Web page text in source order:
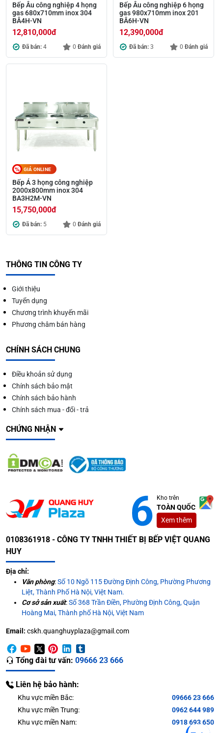
Bếp Âu công nghiệp 4 họng
gas 680x710mm inox 304
BÂ4H-VN
12,810,000đ
Đã bán: 4 0 Đánh giá
Bếp Âu công nghiệp 6 họng
gas 980x710mm inox 201
BÂ6H-VN
12,390,000đ
Đã bán: 3 0 Đánh giá
GIÁ ONLINE
Bếp Á 3 họng công nghiệp
2000x800mm inox 304
BA3H2M-VN
15,750,000đ
Đã bán: 5 0 Đánh giá
THÔNG TIN CÔNG TY
Giới thiệu
Tuyển dụng
Chương trình khuyến mãi
Phương châm bán hàng
CHÍNH SÁCH CHUNG
Điều khoản sử dụng
Chính sách bảo mật
Chính sách bảo hành
Chính sách mua - đổi - trả
CHỨNG NHẬN
Kho trên
TOÀN QUỐC
Xem thêm
0108361918 - CÔNG TY TNHH THIẾT BỊ BẾP VIỆT QUANG
HUY
Địa chỉ:
Văn phòng:Số 10 Ngõ 115 Đường Định Công, Phường Phương
Liệt, Thành Phố Hà Nội, Việt Nam.
Cơ sở sản xuất:Số 368 Trần Điền, Phường Định Công, Quận
Hoàng Mai, Thành phố Hà Nội, Việt Nam
Email: cskh.quanghuyplaza@gmail.com
Tổng đài tư vấn: 09666 23 666
Liên hệ bảo hành:
Khu vực miền Bắc:
09666 23 666
Khu vực miền Trung:
0962 644 989
Khu vực miền Nam:
0918 693 650